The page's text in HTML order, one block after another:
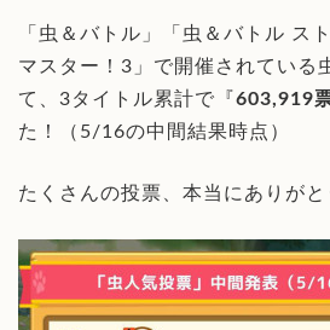
「虫＆バトル」「虫＆バトル ス
マスター！3」で開催されている
て、3タイトル累計で『 603,919
た！（5/16の中間結果時点）
たくさんの投票、本当にありがと